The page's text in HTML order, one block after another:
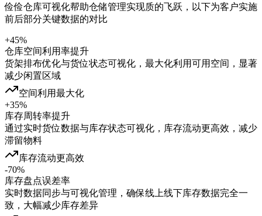
俭俭仓库可视化帮助仓储管理实现质的飞跃，以下为客户实施
前后部分关键数据的对比
+45%
仓库空间利用率提升
货架排布优化与货位状态可视化，最大化利用可用空间，显著
减少闲置区域
空间利用最大化
+35%
库存周转率提升
通过实时货位数据与库存状态可视化，库存流动更高效，减少
滞留物料
库存流动更高效
-70%
库存盘点误差率
实时数据同步与可视化管理，确保线上线下库存数据完全一
致，大幅减少库存差异